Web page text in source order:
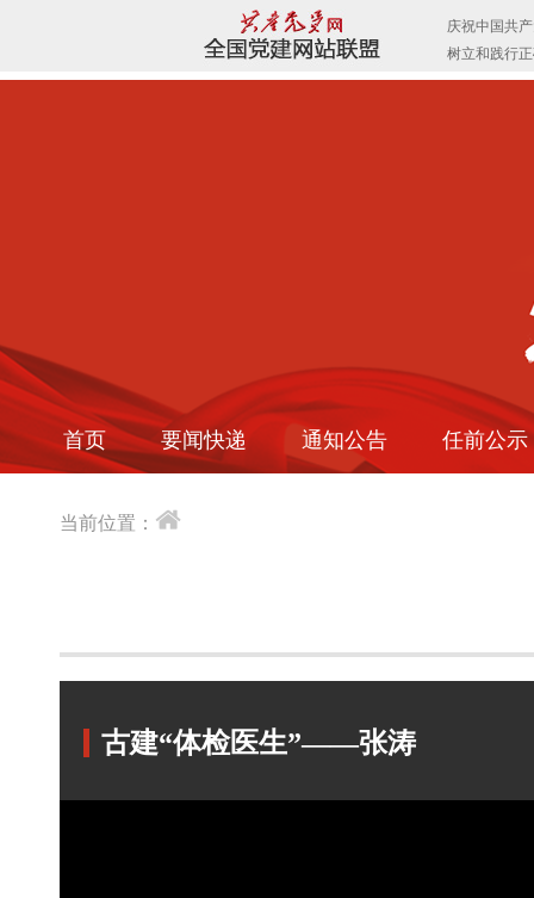
首页 要闻快递 通知公告 任前公示
当前位置：
古建“体检医生”——张涛